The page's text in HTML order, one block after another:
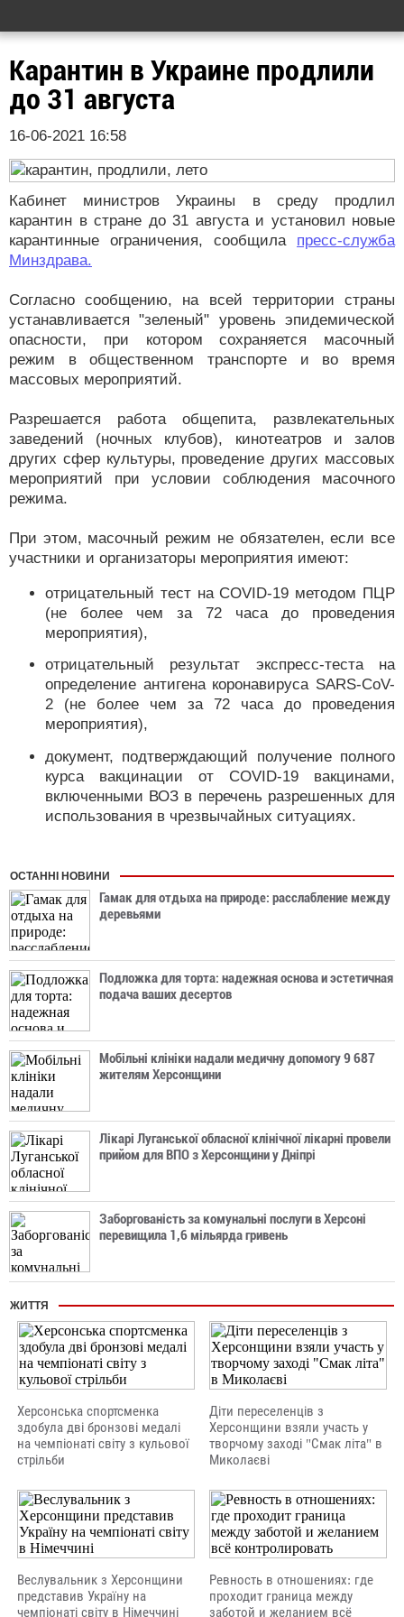
Карантин в Украине продлили
до 31 августа
16-06-2021 16:58
Кабинет министров Украины в среду продлил
карантин в стране до 31 августа и установил новые
карантинные ограничения, сообщила пресс-служба
Минздрава.
Согласно сообщению, на всей территории страны
устанавливается "зеленый" уровень эпидемической
опасности, при котором сохраняется масочный
режим в общественном транспорте и во время
массовых мероприятий.
Разрешается работа общепита, развлекательных
заведений (ночных клубов), кинотеатров и залов
других сфер культуры, проведение других массовых
мероприятий при условии соблюдения масочного
режима.
При этом, масочный режим не обязателен, если все
участники и организаторы мероприятия имеют:
отрицательный тест на COVID-19 методом ПЦР
(не более чем за 72 часа до проведения
мероприятия),
отрицательный результат экспресс-теста на
определение антигена коронавируса SARS-CoV-
2 (не более чем за 72 часа до проведения
мероприятия),
документ, подтверждающий получение полного
курса вакцинации от COVID-19 вакцинами,
включенными ВОЗ в перечень разрешенных для
использования в чрезвычайных ситуациях.
ОСТАННІ НОВИНИ
Гамак для отдыха на природе: расслабление между
деревьями
Подложка для торта: надежная основа и эстетичная
подача ваших десертов
Мобільні клініки надали медичну допомогу 9 687
жителям Херсонщини
Лікарі Луганської обласної клінічної лікарні провели
прийом для ВПО з Херсонщини у Дніпрі
Заборгованість за комунальні послуги в Херсоні
перевищила 1,6 мільярда гривень
ЖИТТЯ
Херсонська спортсменка
здобула дві бронзові медалі
на чемпіонаті світу з кульової
стрільби
Діти переселенців з
Херсонщини взяли участь у
творчому заході "Смак літа" в
Миколаєві
Веслувальник з Херсонщини
представив Україну на
чемпіонаті світу в Німеччині
Ревность в отношениях: где
проходит граница между
заботой и желанием всё